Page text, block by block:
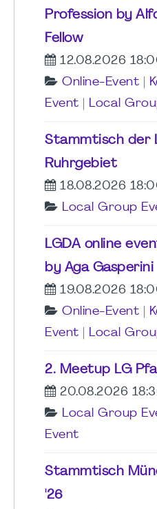
Profession by
Fellow
12.08.2026
Online-Event
Event
Local
Stammtisch der
Ruhrgebiet
18.08.2026
Local Group
LGDA online
by Aga Gasperini
19.08.2026
Online-Event
Event
Local
2. Meetup LG
20.08.2026
Local Group
Event
Stammtisch
'26